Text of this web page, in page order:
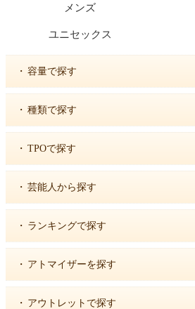
メンズ
ユニセックス
・ 容量で探す
・ 種類で探す
・ TPOで探す
・ 芸能人から探す
・ ランキングで探す
・ アトマイザーを探す
・ アウトレットで探す